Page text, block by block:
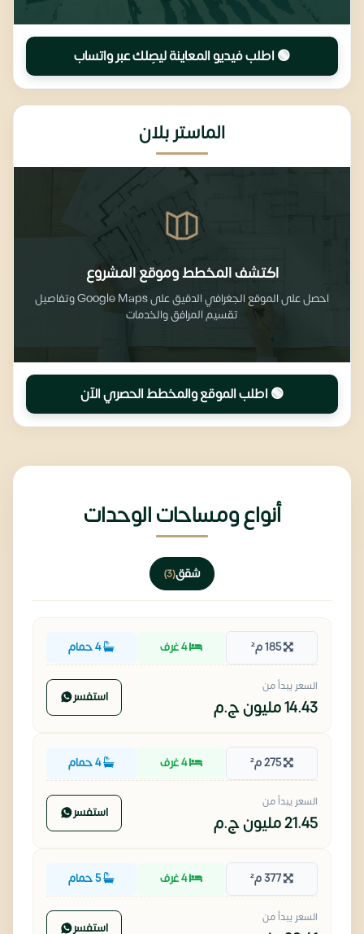
🟢 اطلب فيديو المعاينة ليصِلك عبر واتساب
الماستر بلان
اكتشف المخطط وموقع المشروع
احصل على الموقع الجغرافي الدقيق على Google Maps وتفاصيل
تقسيم المرافق والخدمات
🟢 اطلب الموقع والمخطط الحصري الآن
أنواع ومساحات الوحدات
شقق(3)
185 م² 4 غرف 4 حمام
السعر يبدأ من
14.43 مليون ج.م استفسر
275 م² 4 غرف 4 حمام
السعر يبدأ من
21.45 مليون ج.م استفسر
377 م² 4 غرف 5 حمام
السعر يبدأ من
استفسر